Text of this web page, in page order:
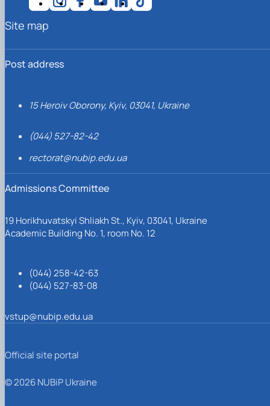
Post address
15 Heroiv Oborony, Kyiv, 03041, Ukraine
(044) 527-82-42
rectorat@nubip.edu.ua
Admissions Committee
19 Horikhuvatskyi Shliakh St., Kyiv, 03041, Ukraine
Academic Building No. 1, room No. 12
(044) 258-42-63
(044) 527-83-08
vstup@nubip.edu.ua
Site map
Official site portal
© 2026 NUBiP Ukraine